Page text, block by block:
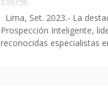
5:56 P.M.
Lima, Set. 2023.- La
Prospección Inteligente,
reconocidas especialistas